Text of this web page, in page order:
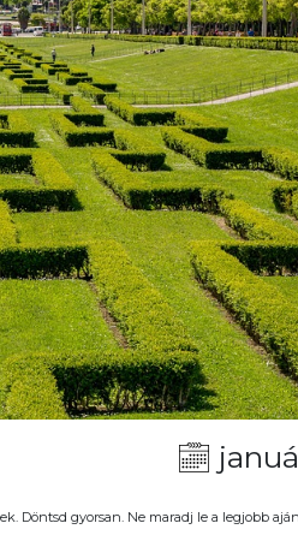
Döntsd gyorsan. Ne maradj le a legjobb